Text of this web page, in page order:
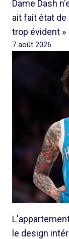
Dame Dash
ait fait état de
trop évident »
7 août 2026
le design